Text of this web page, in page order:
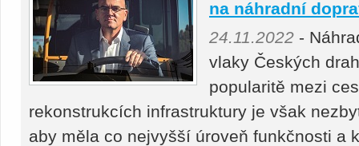
na náhradní
24.11.2022 -
vlaky Českých
popularitě mezi
rekonstrukcích infrastruktury je však
aby měla co nejvyšší úroveň funkčnosti a